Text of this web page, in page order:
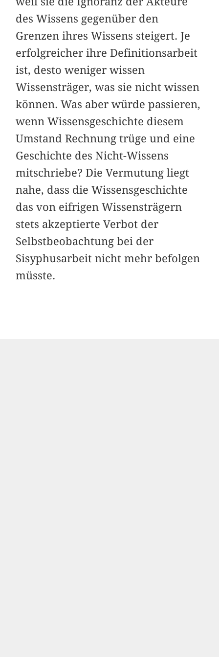
des Wissens gegenüber den
Grenzen ihres Wissens steigert. Je
erfolgreicher ihre Definitionsarbeit
ist, desto weniger wissen
Wissensträger, was sie nicht wissen
können. Was aber würde passieren,
wenn Wissensgeschichte diesem
Umstand Rechnung trüge und eine
Geschichte des Nicht-Wissens
mitschriebe? Die Vermutung liegt
nahe, dass die Wissensgeschichte
das von eifrigen Wissensträgern
stets akzeptierte Verbot der
Selbstbeobachtung bei der
Sisyphusarbeit nicht mehr befolgen
müsste.